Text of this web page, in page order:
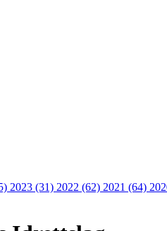
2023 (31) 2022 (62) 2021 (64)